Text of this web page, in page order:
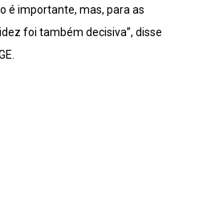
é importante, mas, para as
foi também decisiva”, disse